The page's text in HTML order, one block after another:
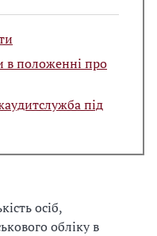
в положенні про
під
осіб,
обліку в